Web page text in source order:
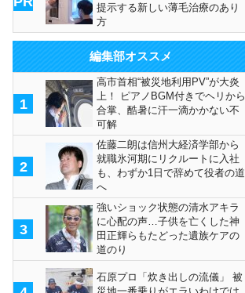
提示する新しい薄毛治療のあり
方
編集部オススメ
1
高市首相“被災地利用PV”が大炎
上！ ピアノBGM付きでヘリから
合掌、酷暑に汗一滴かかない不
可解
2
佐藤二朗は信州大経済学部から
就職氷河期にリクルートに入社
も、わずか1日で辞めて役者の道
へ
3
強いショック状態の清水アキラ
に心配の声…子供を亡くした神
田正輝らもたどった遺族ケアの
道のり
石原プロ「炊き出しの流儀」 被